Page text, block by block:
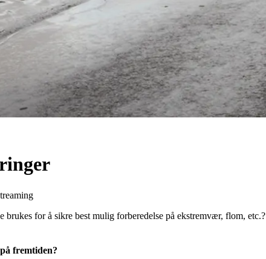
for å sikre best mulig forberedelse på ekstremvær, flom, etc.?
fremtiden?